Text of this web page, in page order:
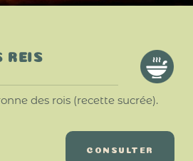
REIS
des rois (recette sucrée).
CONSULTER